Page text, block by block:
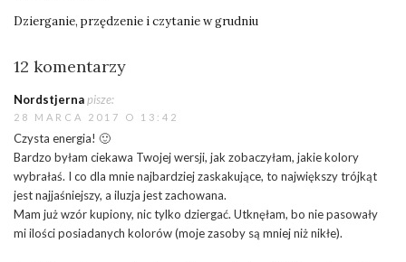
Dzierganie, przędzenie i czytanie w grudniu
12 komentarzy
Nordstjernapisze:
28 MARCA 2017 O 13:42
Czysta energia! 🙂
Bardzo byłam ciekawa Twojej wersji, jak zobaczyłam, jakie kolory
wybrałaś. I co dla mnie najbardziej zaskakujące, to największy trójkąt
jest najjaśniejszy, a iluzja jest zachowana.
Mam już wzór kupiony, nic tylko dziergać. Utknęłam, bo nie pasowały
mi ilości posiadanych kolorów (moje zasoby są mniej niż nikłe).